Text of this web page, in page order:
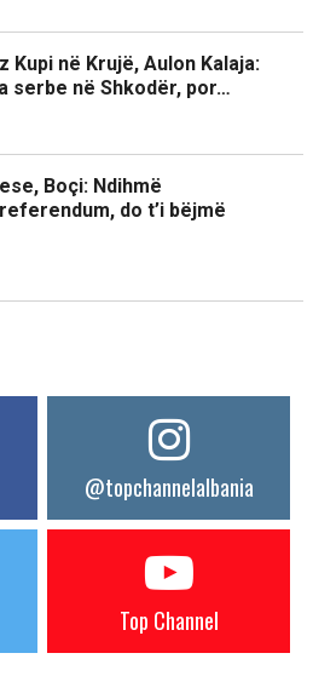
në Krujë, Aulon Kalaja:
serbe në Shkodër, por…
Boçi: Ndihmë
do t’i bëjmë
@topchannelalbania
Top Channel